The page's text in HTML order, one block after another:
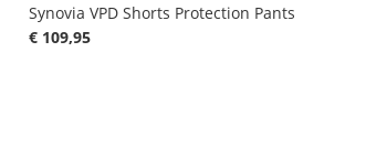
Synovia VPD Shorts Protection Pants
€ 109,95